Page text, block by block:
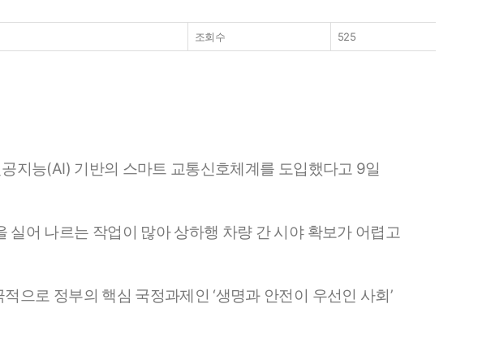
조회수 525
지능(AI) 기반의 스마트 교통신호체계를 도입했다고 9일
어 나르는 작업이 많아 상하행 차량 간 시야 확보가 어렵고
으로 정부의 핵심 국정과제인 ‘생명과 안전이 우선인 사회’